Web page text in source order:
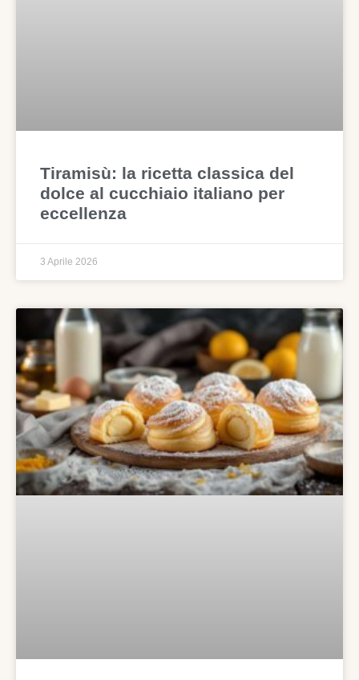
Tiramisù: la ricetta classica del
dolce al cucchiaio italiano per
eccellenza
3 Aprile 2026